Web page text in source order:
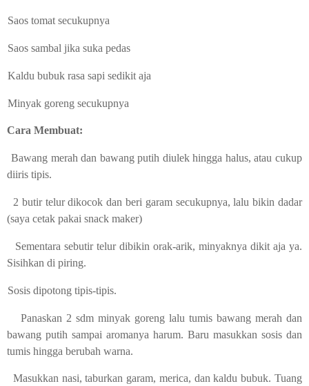
Saos tomat secukupnya
Saos sambal jika suka pedas
Kaldu bubuk rasa sapi sedikit aja
Minyak goreng secukupnya
Cara Membuat:
Bawang merah dan bawang putih diulek hingga halus, atau cukup
diiris tipis.
2 butir telur dikocok dan beri garam secukupnya, lalu bikin dadar
(saya cetak pakai snack maker)
Sementara sebutir telur dibikin orak-arik, minyaknya dikit aja ya.
Sisihkan di piring.
Sosis dipotong tipis-tipis.
Panaskan 2 sdm minyak goreng lalu tumis bawang merah dan
bawang putih sampai aromanya harum. Baru masukkan sosis dan
tumis hingga berubah warna.
Masukkan nasi, taburkan garam, merica, dan kaldu bubuk. Tuang